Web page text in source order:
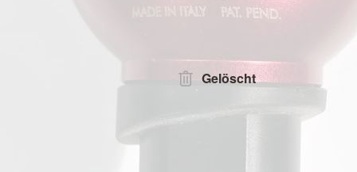
Anzeige aufgeben
Gelöscht